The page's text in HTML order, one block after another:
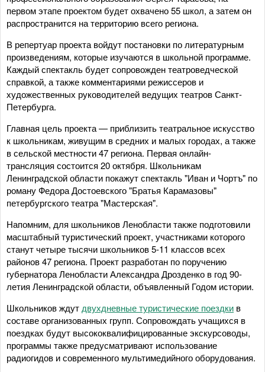
первом этапе проектом будет охвачено 55 школ, а затем он
распространится на территорию всего региона.
В репертуар проекта войдут постановки по литературным
произведениям, которые изучаются в школьной программе.
Каждый спектакль будет сопровожден театроведческой
справкой, а также комментариями режиссеров и
художественных руководителей ведущих театров Санкт-
Петербурга.
Главная цель проекта — приблизить театральное искусство
к школьникам, живущим в средних и малых городах, а также
в сельской местности 47 региона. Первая онлайн-
трансляция состоится 20 октября. Школьникам
Ленинградской области покажут спектакль "Иван и Чортъ" по
роману Федора Достоевского "Братья Карамазовы"
петербургского театра "Мастерская".
Напомним, для школьников Ленобласти также подготовили
масштабный туристический проект, участниками которого
станут четыре тысячи школьников 5-11 классов всех
районов 47 региона. Проект разработан по поручению
губернатора Ленобласти Александра Дрозденко в год 90-
летия Ленинградской области, объявленный Годом истории.
Школьников ждут двухдневные туристические поездки в
составе организованных групп. Сопровождать учащихся в
поездках будут высококвалифицированные экскурсоводы,
программы также предусматривают использование
радиогидов и современного мультимедийного оборудования.